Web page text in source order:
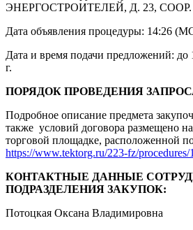
ЭНЕРГОСТРОИТЕЛЕЙ, Д. 23, СООР.
Дата объявления процедуры: 14:26
Дата и время подачи предложений:
г.
ПОРЯДОК ПРОВЕДЕНИЯ
Подробное описание предмета
также условий договора размещено
торговой площадке, расположенной
https://www.tektorg.ru/223-fz/procedures/
КОНТАКТНЫЕ ДАННЫЕ
ПОДРАЗДЕЛЕНИЯ ЗАКУПОК:
Потоцкая Оксана Владимировна